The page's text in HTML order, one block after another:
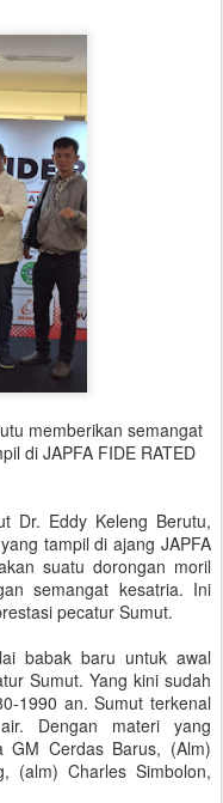
memberikan semangat
di JAPFA FIDE RATED
Dr. Eddy Keleng Berutu,
tampil di ajang JAPFA
suatu dorongan moril
semangat kesatria. Ini
pecatur Sumut.
babak baru untuk awal
Sumut. Yang kini sudah
1990 an. Sumut terkenal
Dengan materi yang
GM Cerdas Barus, (Alm)
(alm) Charles Simbolon,